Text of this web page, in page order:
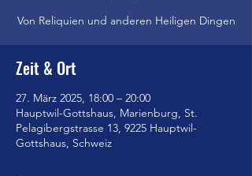
Von Reliquien und anderen Heiligen Dingen
Zeit & Ort
27. März 2025, 18:00 – 20:00
Hauptwil-Gottshaus, Marienburg, St.
Pelagibergstrasse 13, 9225 Hauptwil-
Gottshaus, Schweiz